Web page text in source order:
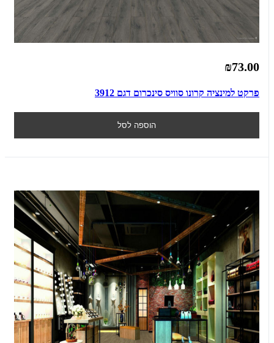
₪73.00
פרקט למינציה קרונו סוויס סינכרום דגם 3912
הוספה לסל